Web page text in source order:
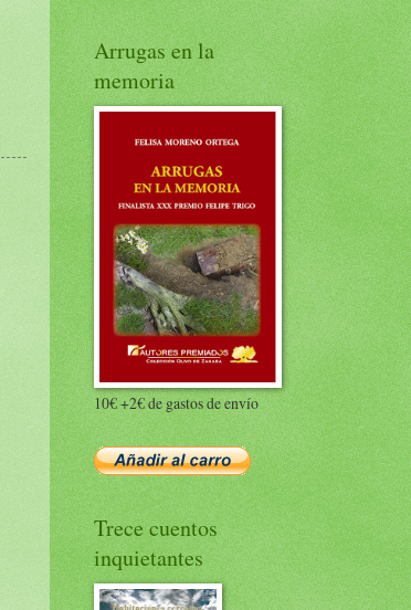
Arrugas en la
memoria
10€ +2€ de gastos de envío
Trece cuentos
inquietantes